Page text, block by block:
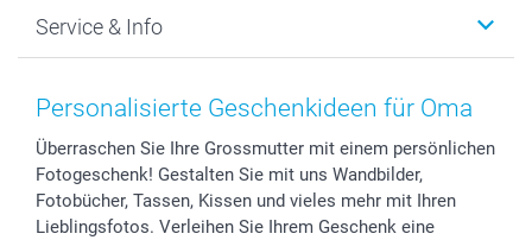
Fotoabzüge, Fotos als Buch & Poster
Zubehör & Material
Sticker & Etiketten
Geschenk-Gutscheine (PDF)
Datenschutz
AGB
Presse
Partnerprogramme
Investor Relations
Neujahr
Muttertag
Kommunion & Konfirmation
Hochzeit
Geburtstag
Service & Info
Anmelden /Registrieren
Lieferfristen
72h Lieferung
Zahlungsmöglichkeiten
Personalisierte Geschenkideen für Oma
Überraschen Sie Ihre Grossmutter mit einem persönlichen
Fotogeschenk! Gestalten Sie mit uns Wandbilder,
Fotobücher, Tassen, Kissen und vieles mehr mit Ihren
Lieblingsfotos. Verleihen Sie Ihrem Geschenk eine